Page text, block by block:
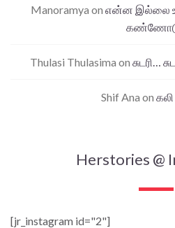
Manoramya on என்ன இல்லை
Thulasi Thulasima on சுடரி…
Shif Ana on
Herstories @
[jr_instagram id="2"]